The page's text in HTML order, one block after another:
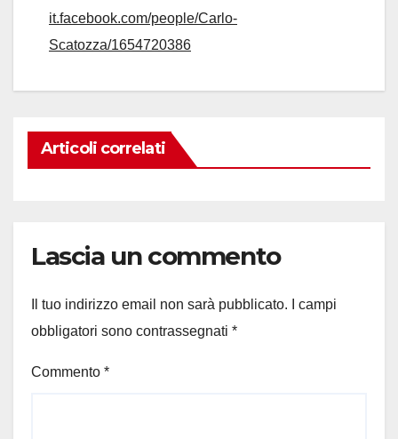
it.facebook.com/people/Carlo-
Scatozza/1654720386
Articoli correlati
Lascia un commento
Il tuo indirizzo email non sarà pubblicato.
I campi
obbligatori sono contrassegnati *
Commento *